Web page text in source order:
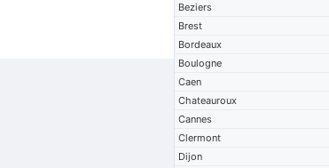
Beziers
Brest
Bordeaux
Boulogne
Caen
Chateauroux
Cannes
Clermont
Dijon